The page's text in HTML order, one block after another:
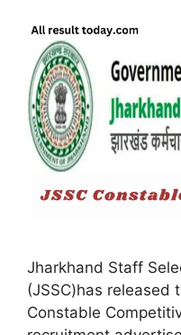
Jharkhand Staff
(JSSC)has released
Constable